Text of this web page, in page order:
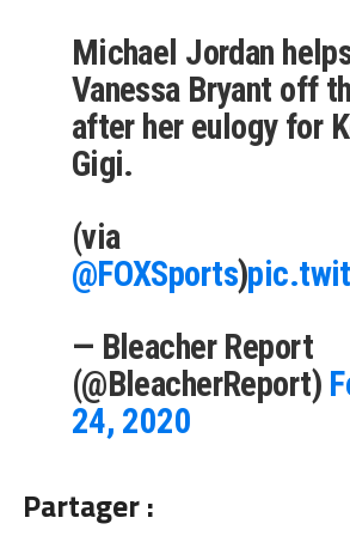
Michael Jordan
Vanessa Bryant off
after her eulogy for
Gigi.
(via
@FOXSports)
— Bleacher Report
(@BleacherReport)
24, 2020
Partager :